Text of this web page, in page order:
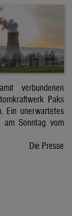
verbundenen
Paks
Ein unerwartetes
am Sonntag vom
Die Presse